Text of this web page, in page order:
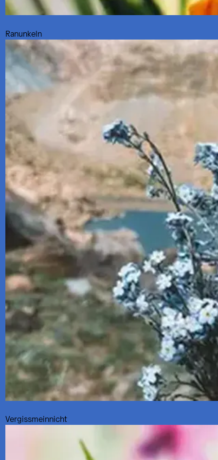
Ranunkeln
Vergissmeinnicht